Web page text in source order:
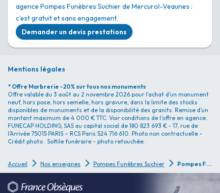
agence Pompes Funèbres Suchier de Mercurol-Veaunes :
c’est gratuit et sans engagement.
Demander un devis prestations
Mentions légales
* Offre Marbrerie -20% sur tous nos monuments
Offre valable du 3 août au 2 novembre 2026 pour l’achat d’un monument
neuf, hors pose, hors semelle, hors gravure, dans la limite des stocks
disponibles de monuments et de la disponibilité des granits. Remise d’un
montant maximum de 4 000 € TTC. Voir conditions de l’offre en agence.
FUNECAP HOLDING, SAS au capital social de 180 823 693 € - 17, rue de
l’Arrivée 75015 PARIS – RCS Paris 524 716 610. Photo non contractuelle -
Crédit photo : Sottile funéraire - photo retouchée.
Accueil Nos enseignes Pompes Funèbres Suchier P
ompes Funèbres Suchier - Mercurol-Veaunes